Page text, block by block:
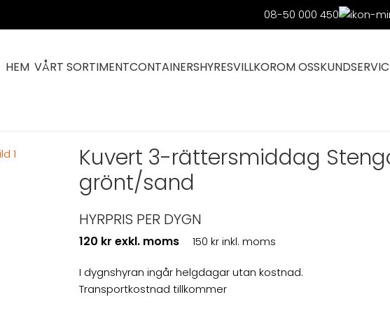
08-50 000 450
HEM VÅRT SORTIMENTCONTAINERSHYRESVILLKOROM OSS
Kuvert 3-rättersmiddag
grönt/sand
HYRPRIS PER DYGN
120 kr exkl. moms 150 kr inkl. moms
I dygnshyran ingår helgdagar utan kostnad.
Transportkostnad tillkommer